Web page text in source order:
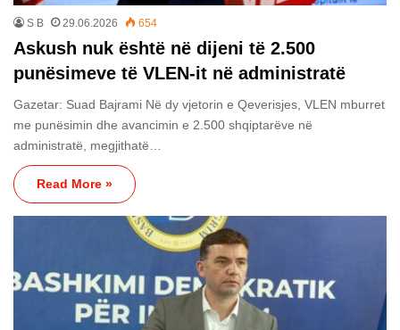
S B 29.06.2026 654
Askush nuk është në dijeni të 2.500
punësimeve të VLEN-it në administratë
Gazetar: Suad Bajrami Në dy vjetorin e Qeverisjes, VLEN mburret
me punësimin dhe avancimin e 2.500 shqiptarëve në
administratë, megjithatë…
Read More »